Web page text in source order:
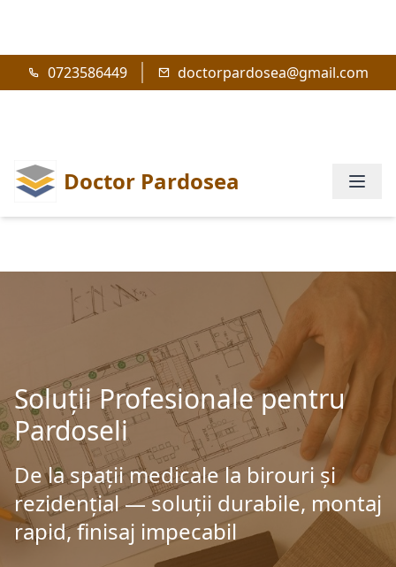
0723586449 doctorpardosea@gmail.com
Doctor Pardosea
Soluții Profesionale pentru
Pardoseli
De la spații medicale la birouri și
rezidențial — soluții durabile, montaj
rapid, finisaj impecabil